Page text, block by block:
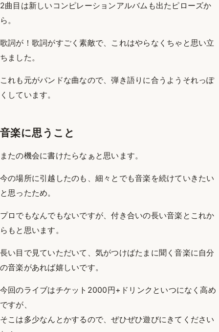
2曲目は新しいコンピレーションアルバムも出たピローズか
ら。
歌詞が！歌詞がすごく素敵で、これはやらなくちゃと思い立
ちました。
これも元がバンドな曲なので、弾き語りに合うようそれっぽ
くしています。
音楽に思うこと
またの機会に書けたらなぁと思います。
今の場所に引越したのも、細々とでも音楽を続けていきたい
と思ったため。
プロでもなんでもないですが、付き合いの長い音楽とこれか
らもと思います。
長い目で見ていただいて、気がつけばたまに聞く音楽に自分
の音楽があれば嬉しいです。
今回のライブはチケット2000円+ドリンクといつになく高め
ですが、
そこは多少なんとかするので、ぜひぜひ遊びにきてください